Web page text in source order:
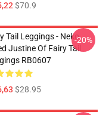
$70.9
Tail Leggings - Neko
Justine Of Fairy Tail
RB0607
$28.95
-20%